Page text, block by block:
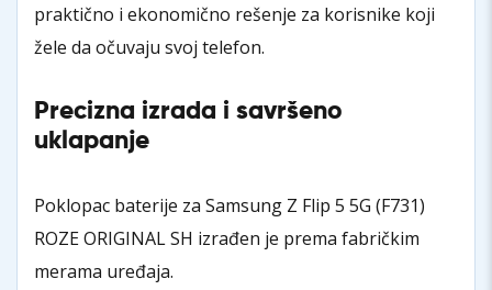
praktično i ekonomično rešenje za korisnike koji
žele da očuvaju svoj telefon.
Precizna izrada i savršeno
uklapanje
Poklopac baterije za Samsung Z Flip 5 5G (F731)
ROZE ORIGINAL SH izrađen je prema fabričkim
merama uređaja.